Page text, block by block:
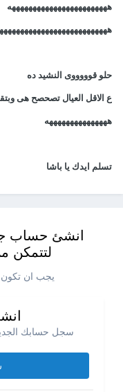
ههههههههههههههههههههههههه
حلو قوووووى النشيد ده
ع الاقل العيال تصحصح هى
هههههههههههههههه
تسلم ايدك يا باشا
انشئ حساب
لتتمكن
يجب ان تكون
سجل حسابك الجديد